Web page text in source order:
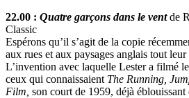
22.00 : Quatre garçons dans le ventde
Classic
Espérons qu’il s’agit de la copie
aux rues et aux paysages anglais tout
L’invention avec laquelle Lester a filmé
ceux qui connaissaient The Running,
Film, son court de 1959, déjà éblouissant